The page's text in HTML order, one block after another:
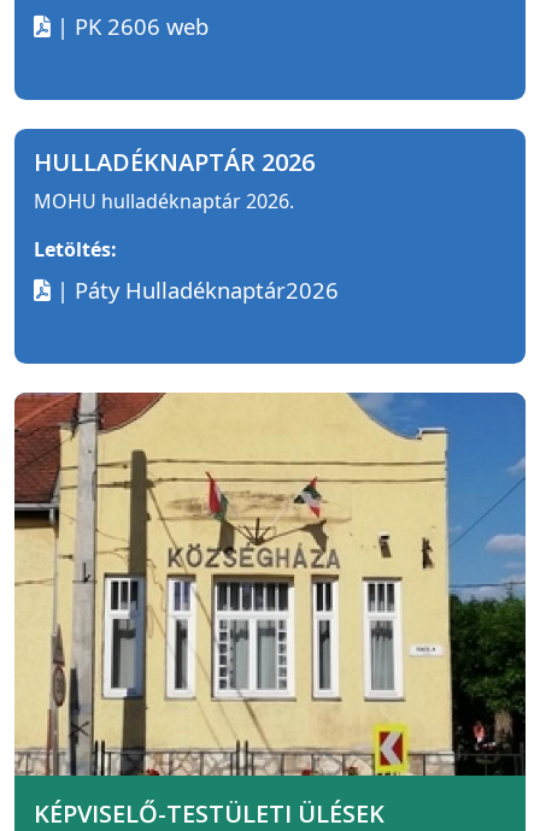
| PK 2606 web
HULLADÉKNAPTÁR 2026
MOHU hulladéknaptár 2026.
Letöltés:
| Páty Hulladéknaptár2026
KÉPVISELŐ-TESTÜLETI ÜLÉSEK